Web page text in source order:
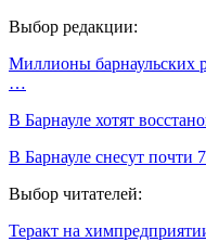
Выбор редакции:
Миллионы барнаульских
…
В Барнауле хотят
В Барнауле снесут почти
Выбор читателей:
Теракт на